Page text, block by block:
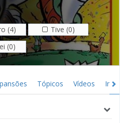
(4)
Tive (0)
(0)
Tópicos Vídeos